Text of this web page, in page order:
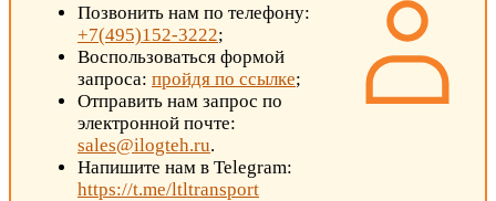
Позвонить нам по телефону:
+7(495)152-3222;
Воспользоваться формой
запроса: пройдя по ссылке;
Отправить нам запрос по
электронной почте:
sales@ilogteh.ru.
Напишите нам в Telegram:
https://t.me/ltltransport